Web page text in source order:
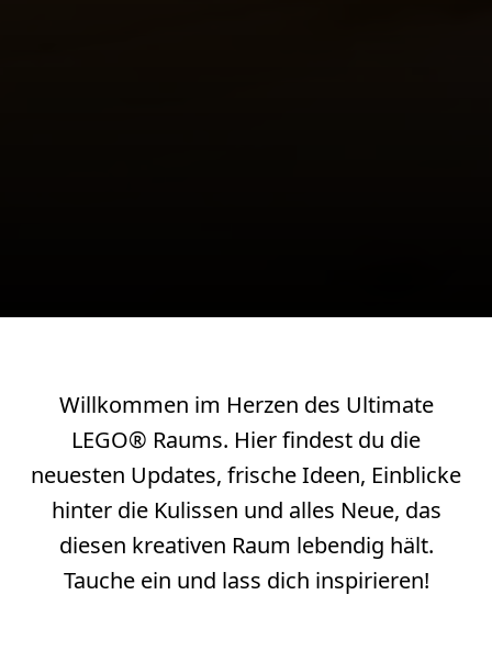
Willkommen im Herzen des Ultimate
LEGO® Raums. Hier findest du die
neuesten Updates, frische Ideen, Einblicke
hinter die Kulissen und alles Neue, das
diesen kreativen Raum lebendig hält.
Tauche ein und lass dich inspirieren!